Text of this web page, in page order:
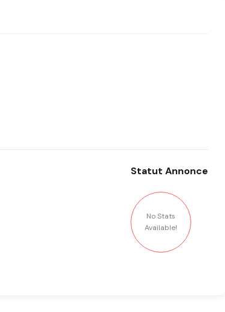
Statut Annonce
No Stats
Available!